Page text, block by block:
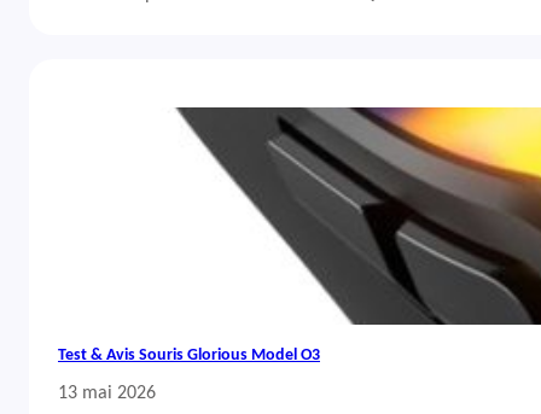
Test & Avis Souris Glorious Model O3
13 mai 2026